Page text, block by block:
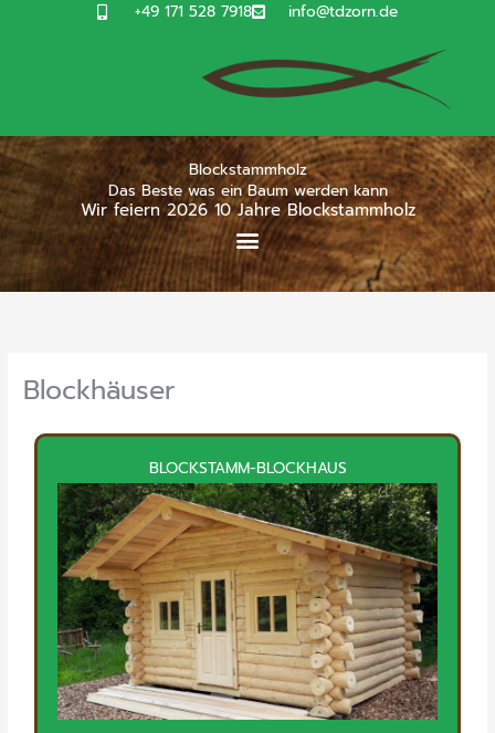
+49 171 528 7918 info@tdzorn.de
Blockstammholz
Das Beste was ein Baum werden kann
Wir feiern 2026 10 Jahre Blockstammholz
Blockhäuser
BLOCKSTAMM-BLOCKHAUS